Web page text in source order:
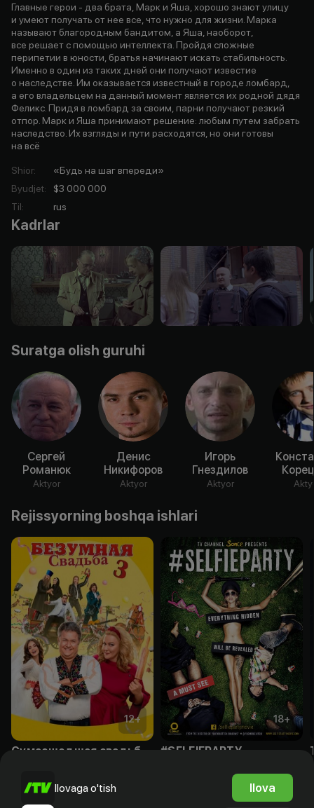
Главные герои - два брата, Марк и Яша, хорошо знают улицу
и умеют получать от нее все, что нужно для жизни. Марка
называют благородным бандитом, а Яша, наоборот,
все решает с помощью интеллекта. Пройдя сложные
перипетии в юности, братья начинают искать стабильность.
Именно в один из таких дней они получают известие
о наследстве. Им оказывается известный в городе ломбард,
а его владельцем на данный момент является их родной дядя
Феликс. Придя в ломбард за своим, парни получают резкий
отпор. Марк и Яша принимают решение: любым путем забрать
наследство. Их взгляды и пути расходятся, но они готовы
на всё
Shior:
«Будь на шаг впереди»
Byudjet:
$3 000 000
Til: rus
Kadrlar
Suratga olish guruhi
Сергей
Романюк
Aktyor
Денис
Никифоров
Aktyor
Игорь
Гнездилов
Aktyor
Rejissyorning boshqa ishlari
12+ 18+
#SELFIEPARTY
Ilovaga o'tish Ilova